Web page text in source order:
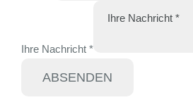
Ihre Nachricht *
ABSENDEN